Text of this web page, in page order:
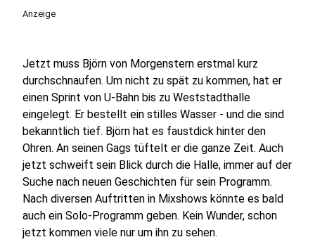
Anzeige
Jetzt muss Björn von Morgenstern erstmal kurz
durchschnaufen. Um nicht zu spät zu kommen, hat er
einen Sprint von U-Bahn bis zu Weststadthalle
eingelegt. Er bestellt ein stilles Wasser - und die sind
bekanntlich tief. Björn hat es faustdick hinter den
Ohren. An seinen Gags tüftelt er die ganze Zeit. Auch
jetzt schweift sein Blick durch die Halle, immer auf der
Suche nach neuen Geschichten für sein Programm.
Nach diversen Auftritten in Mixshows könnte es bald
auch ein Solo-Programm geben. Kein Wunder, schon
jetzt kommen viele nur um ihn zu sehen.